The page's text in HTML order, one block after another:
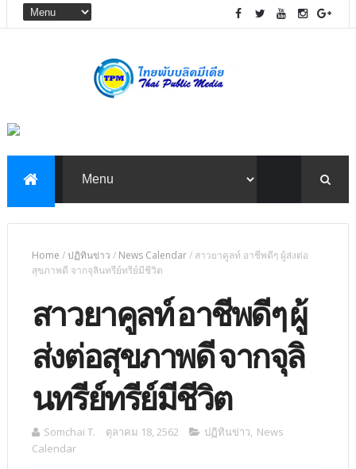
Home /ปฏิทินข่าว / News Calendar/ สาวยาคูลท์ อาชีพดีๆ ผู้ส่งต่อ
สุขภาพดี จากจุลินทรีย์ทรีย์มีชีวิต
สาวยาคูลท์ อาชีพดีๆ ผู้
ส่งต่อสุขภาพดี จากจุลิ
นทรีย์ทรีย์มีชีวิต
Somchai T. ตุลาคม 18, 2562 ปฏิทินข่าว, News
Calendar